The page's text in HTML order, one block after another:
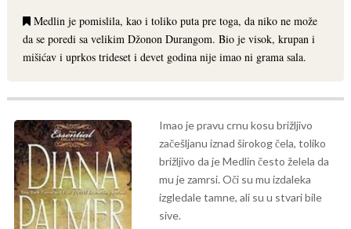
Medlin je pomislila, kao i toliko puta pre toga, da niko ne može
da se poredi sa velikim Džonon Durangom. Bio je visok, krupan i
mišićav i uprkos trideset i devet godina nije imao ni grama sala.
Imao je pravu crnu kosu brižljivo
začešljanu iznad širokog čela, toliko
brižljivo da je Medlin često želela da
mu je zamrsi. Oči su mu izdaleka
izgledale tamne, ali su u stvari bile
sive.